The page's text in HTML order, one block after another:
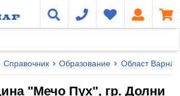
Справочник Образование Област Варна
"Мечо Пух", гр. Долни